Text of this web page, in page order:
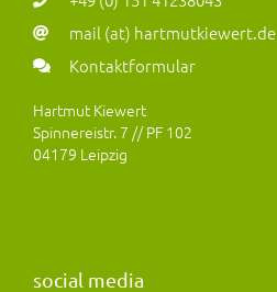
mail (at) hartmutkiewert.de
Kontaktformular
Hartmut Kiewert
Spinnereistr. 7 // PF 102
04179 Leipzig
social media